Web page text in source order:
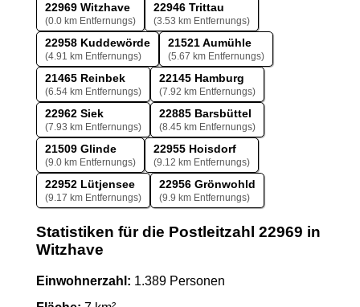
22969 Witzhave
(0.0 km Entfernungs)
22946 Trittau
(3.53 km Entfernungs)
22958 Kuddewörde
(4.91 km Entfernungs)
21521 Aumühle
(5.67 km Entfernungs)
21465 Reinbek
(6.54 km Entfernungs)
22145 Hamburg
(7.92 km Entfernungs)
22962 Siek
(7.93 km Entfernungs)
22885 Barsbüttel
(8.45 km Entfernungs)
21509 Glinde
(9.0 km Entfernungs)
22955 Hoisdorf
(9.12 km Entfernungs)
22952 Lütjensee
(9.17 km Entfernungs)
22956 Grönwohld
(9.9 km Entfernungs)
Statistiken für die Postleitzahl 22969 in
Witzhave
Einwohnerzahl: 1.389 Personen